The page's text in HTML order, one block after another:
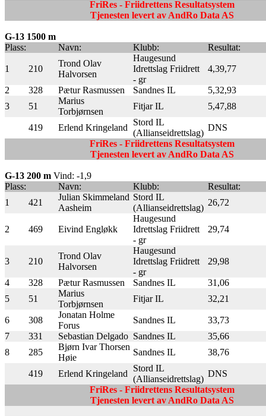
FriRes - Friidrettens Resultatsystem
Tjenesten levert av AndRo Data AS
G-13 1500 m
Plass:
Navn: Klubb: Resultat:
1 210
Trond Olav
Halvorsen
Haugesund
Idrettslag Friidrett
- gr
4,39,77
2 328 Pætur Rasmussen Sandnes IL
5,32,93
3
51
Marius
Torbjørnsen
Fitjar IL 5,47,88
419 Erlend Kringeland
Stord IL
(Allianseidrettslag)
DNS
FriRes - Friidrettens Resultatsystem
Tjenesten levert av AndRo Data AS
G-13 200 m Vind: -1,9
Plass:
Navn: Klubb:
Resultat:
1
421
Julian Skimmeland
Aasheim
Stord IL
(Allianseidrettslag)
26,72
2 469 Eivind Engløkk
Haugesund
Idrettslag Friidrett
- gr
29,74
3 210
Trond Olav
Halvorsen
Haugesund
Idrettslag Friidrett
- gr
29,98
4 328 Pætur Rasmussen Sandnes IL
31,06
5
51
Marius
Torbjørnsen
Fitjar IL 32,21
6 308
Jonatan Holme
Forus
Sandnes IL
33,73
7
331 Sebastian Delgado Sandnes IL
35,66
8
285
Bjørn Ivar Thorsen
Høie
Sandnes IL 38,76
419 Erlend Kringeland
Stord IL
(Allianseidrettslag)
DNS
FriRes - Friidrettens Resultatsystem
Tjenesten levert av AndRo Data AS